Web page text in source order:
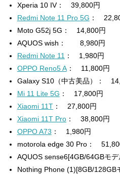
Xperia 10 IV： 39,800円
Redmi Note 11 Pro 5G ：
Moto G52j 5G ： 14,800円
AQUOS wish： 8,980円
Redmi Note 11 ： 1,980円
OPPO Reno5 A： 11,800円
Galaxy S10（中古美品）：
Mi 11 Lite 5G ： 17,800円
Xiaomi 11T： 27,800円
Xiaomi 11T Pro： 38,800円
OPPO A73 ： 1,980円
motorola edge 30 Pro：
AQUOS sense6[4GB/64GBモ
Nothing Phone (1)[8GB/